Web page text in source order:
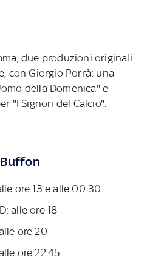
due produzioni originali
con Giorgio Porrà: una
della Domenica" e
"I Signori del Calcio".
ore 13 e alle 00:30
alle ore 18
ore 20
ore 22.45